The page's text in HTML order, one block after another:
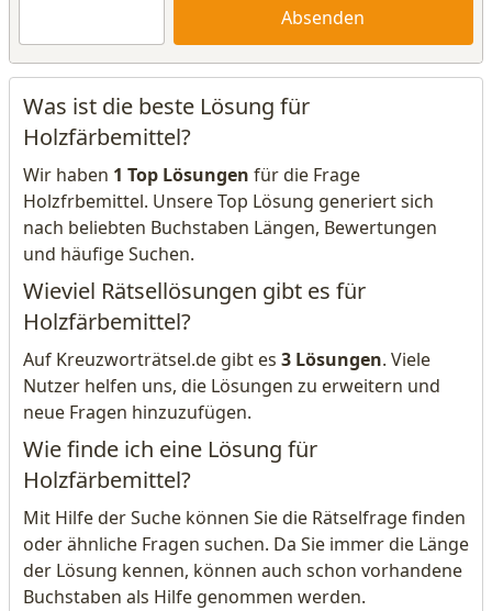
Absenden
Was ist die beste Lösung für
Holzfärbemittel?
Wir haben 1 Top Lösungen für die Frage
Holzfrbemittel. Unsere Top Lösung generiert sich
nach beliebten Buchstaben Längen, Bewertungen
und häufige Suchen.
Wieviel Rätsellösungen gibt es für
Holzfärbemittel?
Auf Kreuzworträtsel.de gibt es 3 Lösungen. Viele
Nutzer helfen uns, die Lösungen zu erweitern und
neue Fragen hinzuzufügen.
Wie finde ich eine Lösung für
Holzfärbemittel?
Mit Hilfe der Suche können Sie die Rätselfrage finden
oder ähnliche Fragen suchen. Da Sie immer die Länge
der Lösung kennen, können auch schon vorhandene
Buchstaben als Hilfe genommen werden.